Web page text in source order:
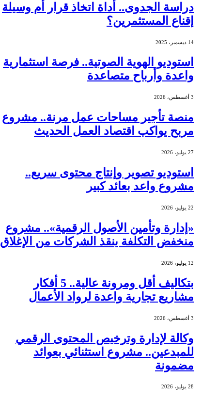
دراسة الجدوى.. أداة اتخاذ قرار أم وسيلة
إقناع المستثمرين؟
14 ديسمبر، 2025
استوديو الهوية الصوتية.. فرصة استثمارية
واعدة وأرباح متصاعدة
3 أغسطس، 2026
منصة تأجير مساحات عمل مرنة.. مشروع
مربح يواكب اقتصاد العمل الحديث
27 يوليو، 2026
استوديو تصوير وإنتاج محتوى سريع..
مشروع واعد بعائد كبير
22 يوليو، 2026
«إدارة وتأمين الأصول الرقمية».. مشروع
منخفض التكلفة ينقذ الشركات من الإغلاق
12 يوليو، 2026
بتكاليف أقل ومرونة عالية.. 5 أفكار
مشاريع تجارية واعدة لرواد الأعمال
3 أغسطس، 2026
وكالة لإدارة وترخيص المحتوى الرقمي
للمبدعين.. مشروع استثنائي بعوائد
مضمونة
28 يوليو، 2026